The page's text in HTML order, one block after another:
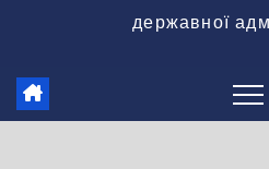
державної